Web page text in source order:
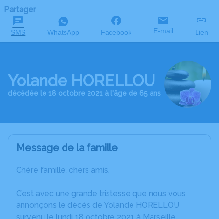
Partager
SMS WhatsApp Facebook E-mail Lien
Yolande HORELLOU
décédée le 18 octobre 2021 à l'âge de 65 ans
Message de la famille
Chère famille, chers amis,
C’est avec une grande tristesse que nous vous
annonçons le décès de Yolande HORELLOU
survenu le lundi 18 octobre 2021 à Marseille.